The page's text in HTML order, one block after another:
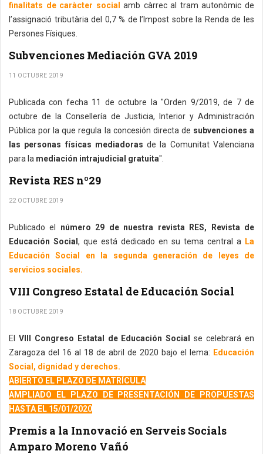
finalitats de caràcter socialamb càrrec al tram autonòmic de
l’assignació tributària del 0,7 % de l’Impost sobre la Renda de les
Persones Físiques.
Subvenciones Mediación GVA 2019
11 OCTUBRE 2019
Publicada con fecha 11 de octubre la "Orden 9/2019, de 7 de
octubre de la Consellería de Justicia, Interior y Administración
Pública por la que regula la concesión directa de subvenciones a
las personas físicas mediadorasde la Comunitat Valenciana
para la mediación intrajudicial gratuita".
Revista RES nº29
22 OCTUBRE 2019
Publicado el número 29 de nuestra revista RES, Revista de
Educación Social , que está dedicado en su tema central a
La
Educación Social en la segunda generación de leyes de
servicios sociales.
VIII Congreso Estatal de Educación Social
18 OCTUBRE 2019
El VIII Congreso Estatal de Educación Social
se celebrará en
Zaragoza del 16 al 18 de abril de 2020 bajo el lema: Educación
Social, dignidad y derechos.
ABIERTO EL PLAZO DE MATRÍCULA
AMPLIADO EL PLAZO DE PRESENTACIÓN DE PROPUESTAS
HASTA EL 15/01/2020
Premis a la Innovació en Serveis Socials
Amparo Moreno Vañó